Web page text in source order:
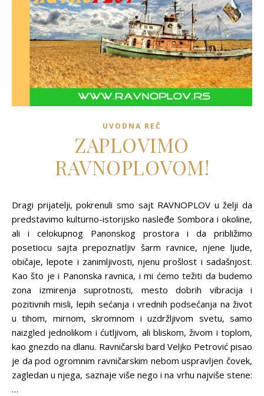
UVODNA REČ
ZAPLOVIMO
RAVNOPLOVOM!
Dragi prijatelji, pokrenuli smo sajt RAVNOPLOV u želji da
predstavimo kulturno-istorijsko nasleđe Sombora i okoline,
ali i celokupnog Panonskog prostora i da približimo
posetiocu sajta prepoznatljiv šarm ravnice, njene ljude,
običaje, lepote i zanimljivosti, njenu prošlost i sadašnjost.
Kao što je i Panonska ravnica, i mi ćemo težiti da budemo
zona izmirenja suprotnosti, mesto dobrih vibracija i
pozitivnih misli, lepih sećanja i vrednih podsećanja na život
u tihom, mirnom, skromnom i uzdržljivom svetu, samo
naizgled jednolikom i ćutljivom, ali bliskom, živom i toplom,
kao gnezdo na dlanu. Ravničarski bard Veljko Petrović pisao
je da pod ogromnim ravničarskim nebom uspravljen čovek,
zagledan u njega, saznaje više nego i na vrhu najviše stene:
…